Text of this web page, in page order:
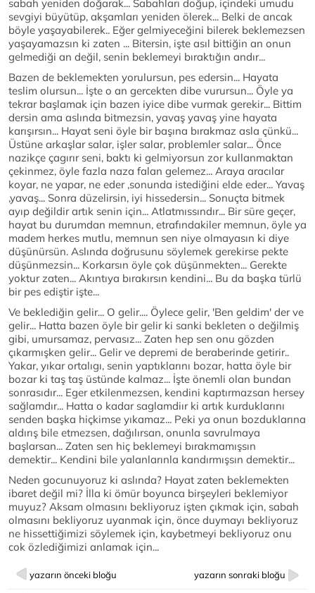
sabah yeniden doğarak... Sabahları doğup, içindeki umudu
sevgiyi büyütüp, akşamları yeniden ölerek... Belki de ancak
böyle yaşayabilerek.. Eğer gelmiyeceğini bilerek beklemezsen
yaşayamazsın ki zaten ... Bitersin, işte asıl bittiğin an onun
gelmediği an değil, senin beklemeyi bıraktığın andır...
Bazen de beklemekten yorulursun, pes edersin... Hayata
teslim olursun... İşte o an gercekten dibe vurursun... Öyle ya
tekrar başlamak için bazen iyice dibe vurmak gerekir... Bittim
dersin ama aslında bitmezsin, yavaş yavaş yine hayata
karışırsın... Hayat seni öyle bir başına bırakmaz asla çünkü...
Üstüne arkaşlar salar, işler salar, problemler salar... Önce
nazikçe çagırır seni, baktı ki gelmiyorsun zor kullanmaktan
çekinmez, öyle fazla naza falan gelemez... Araya aracılar
koyar, ne yapar, ne eder ,sonunda istediğini elde eder... Yavaş
,yavaş... Sonra düzelirsin, iyi hissedersin... Sonuçta bitmek
ayıp değildir artık senin için... Atlatmıssındır... Bir süre geçer,
hayat bu durumdan memnun, etrafındakiler memnun, öyle ya
madem herkes mutlu, memnun sen niye olmayasın ki diye
düşünürsün. Aslında doğrusunu söylemek gerekirse pekte
düşünmezsin... Korkarsın öyle çok düşünmekten... Gerekte
yoktur zaten... Akıntıya bırakırsın kendini... Bu da başka türlü
bir pes ediştir işte...
Ve beklediğin gelir... O gelir.... Öylece gelir, 'Ben geldim' der ve
gelir... Hatta bazen öyle bir gelir ki sanki bekleten o değilmiş
gibi, umursamaz, pervasız... Zaten hep sen onu gözden
çıkarmışken gelir... Gelir ve depremi de beraberinde getirir..
Yakar, yıkar ortalıgı, senin yaptıklarını bozar, hatta öyle bir
bozar ki taş taş üstünde kalmaz... İşte önemli olan bundan
sonrasıdır... Eger etkilenmezsen, kendini kaptırmazsan hersey
sağlamdır... Hatta o kadar saglamdiır ki artık kurduklarını
senden başka hiçkimse yıkamaz... Peki ya onun bozduklarına
aldırış bile etmezsen, dağılırsan, onunla savrulmaya
başlarsan... Zaten sen hiç beklemeyi bırakmamışsın
demektir... Kendini bile yalanlarınla kandırmışsın demektir...
Neden gocunuyoruz ki aslında? Hayat zaten beklemekten
ibaret değil mi? İlla ki ömür boyunca birşeyleri beklemiyor
muyuz? Aksam olmasını bekliyoruz işten çıkmak için, sabah
olmasını bekliyoruz uyanmak için, önce duymayı bekliyoruz
ne hissettiğimizi söylemek için, kaybetmeyi bekliyoruz onu
cok özlediğimizi anlamak için...
yazarın önceki bloğu yazarın sonraki bloğu